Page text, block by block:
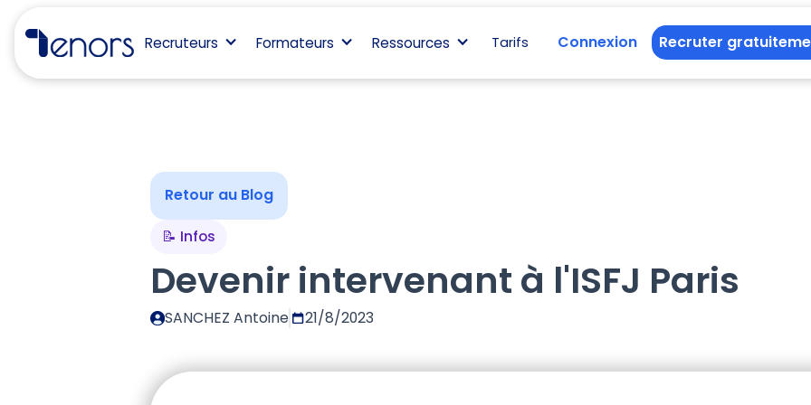
Recruteurs Formateurs Ressources Tarifs Connexion Recruter
Retour au Blog
📝 Infos
Devenir intervenant à l'ISFJ Paris
SANCHEZ Antoine 21/8/2023